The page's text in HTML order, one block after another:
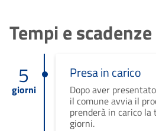
Tempi e scadenze
5
giorni
Presa in carico
Dopo aver
il comune avvia il
prenderà in carico la
giorni.